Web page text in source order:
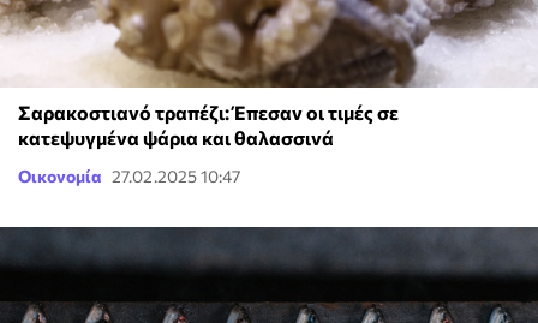
Σαρακοστιανό τραπέζι: Έπεσαν οι τιμές σε
κατεψυγμένα ψάρια και θαλασσινά
Οικονομία 27.02.2025 10:47